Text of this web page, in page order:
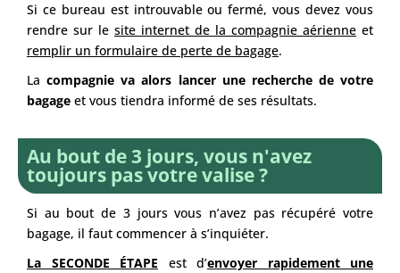
Si ce bureau est introuvable ou fermé, vous devez vous
rendre sur le site internet de la compagnie aérienne et
remplir un formulaire de perte de bagage.
Lacompagnie va alors lancer une recherche de votre
bagage et vous tiendra informé de ses résultats.
Au bout de 3 jours, vous n'avez
toujours pas votre valise ?
Si au bout de 3 jours vous n’avez pas récupéré votre
bagage, il faut commencer à s’inquiéter.
La SECONDE ÉTAPE est d’envoyer rapidement une